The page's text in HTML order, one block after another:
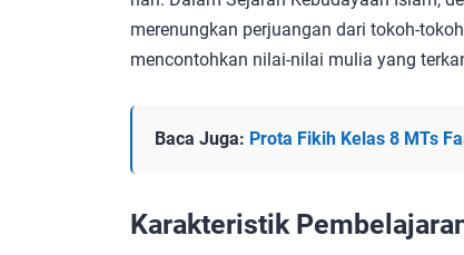
merenungkan perjuangan dari tokoh-
mencontohkan nilai-nilai mulia yang
Baca Juga: Prota Fikih Kelas 8 MTs
Karakteristik